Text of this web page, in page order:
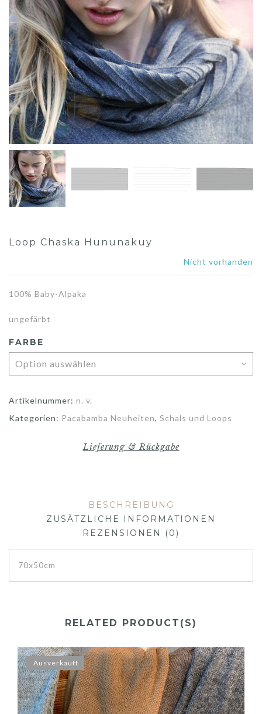
Loop Chaska Hununakuy
Nicht vorhanden
100% Baby-Alpaka
ungefärbt
FARBE
Artikelnummer: n. v.
Kategorien: Pacabamba Neuheiten, Schals und Loops
Lieferung & Rückgabe
BESCHREIBUNG
ZUSÄTZLICHE INFORMATIONEN
REZENSIONEN (0)
70x50cm
RELATED PRODUCT(S)
Ausverkauft